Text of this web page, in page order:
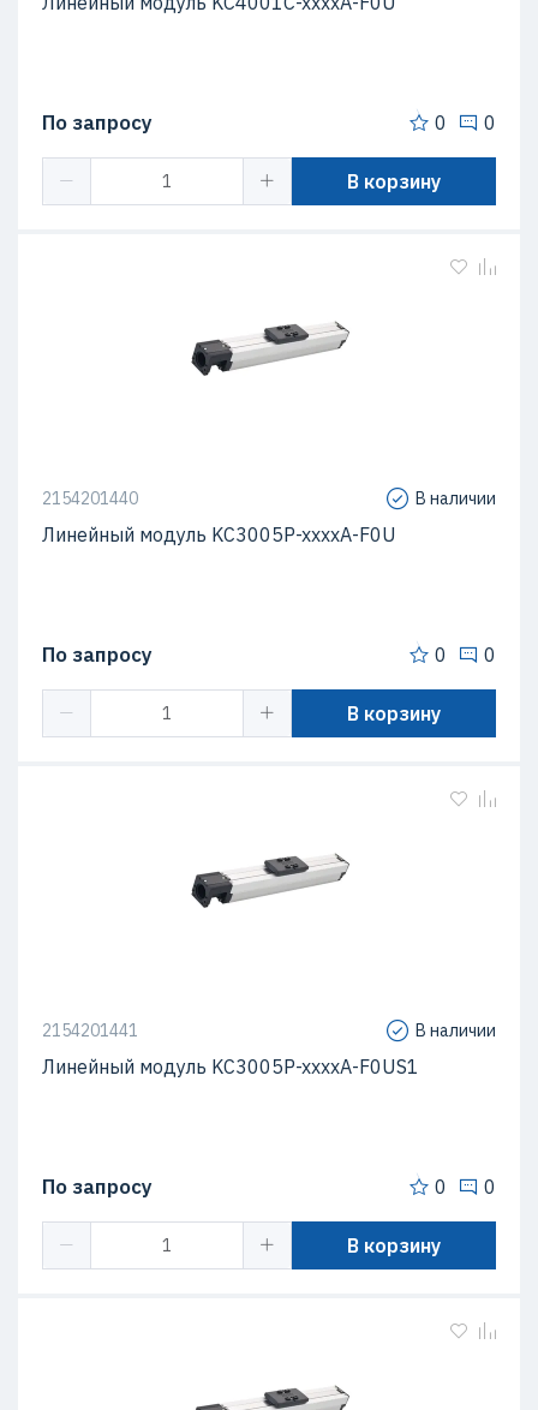
По запросу 0 0
В корзину
2154201440 В наличии
Линейный модуль KC3005P-xxxxA-F0U
По запросу 0 0
В корзину
2154201441 В наличии
Линейный модуль KC3005P-xxxxA-F0US1
По запросу 0 0
В корзину